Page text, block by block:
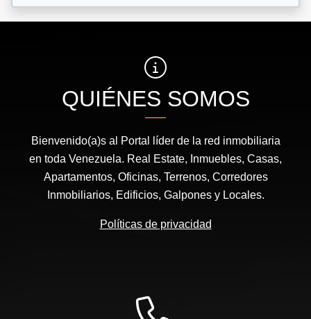
QUIÉNES SOMOS
Bienvenido(a)s al Portal líder de la red inmobiliaria
en toda Venezuela. Real Estate, Inmuebles, Casas,
Apartamentos, Oficinas, Terrenos, Corredores
Inmobiliarios, Edificios, Galpones y Locales.
Políticas de privacidad